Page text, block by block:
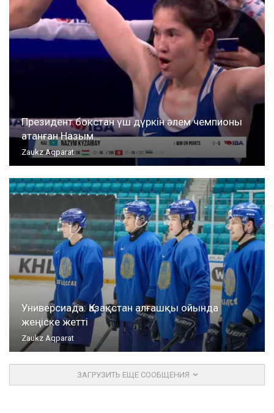
Президент бокстан үш дүркін әлем чемпионы
атанған Назым…
Zaukz Aqparat
Универсиада: Қазақстан алғашқы ойында
жеңіске жетті
Zaukz Aqparat
ЗАГРУЗИТЬ ЕЩЕ СООБЩЕНИЯ